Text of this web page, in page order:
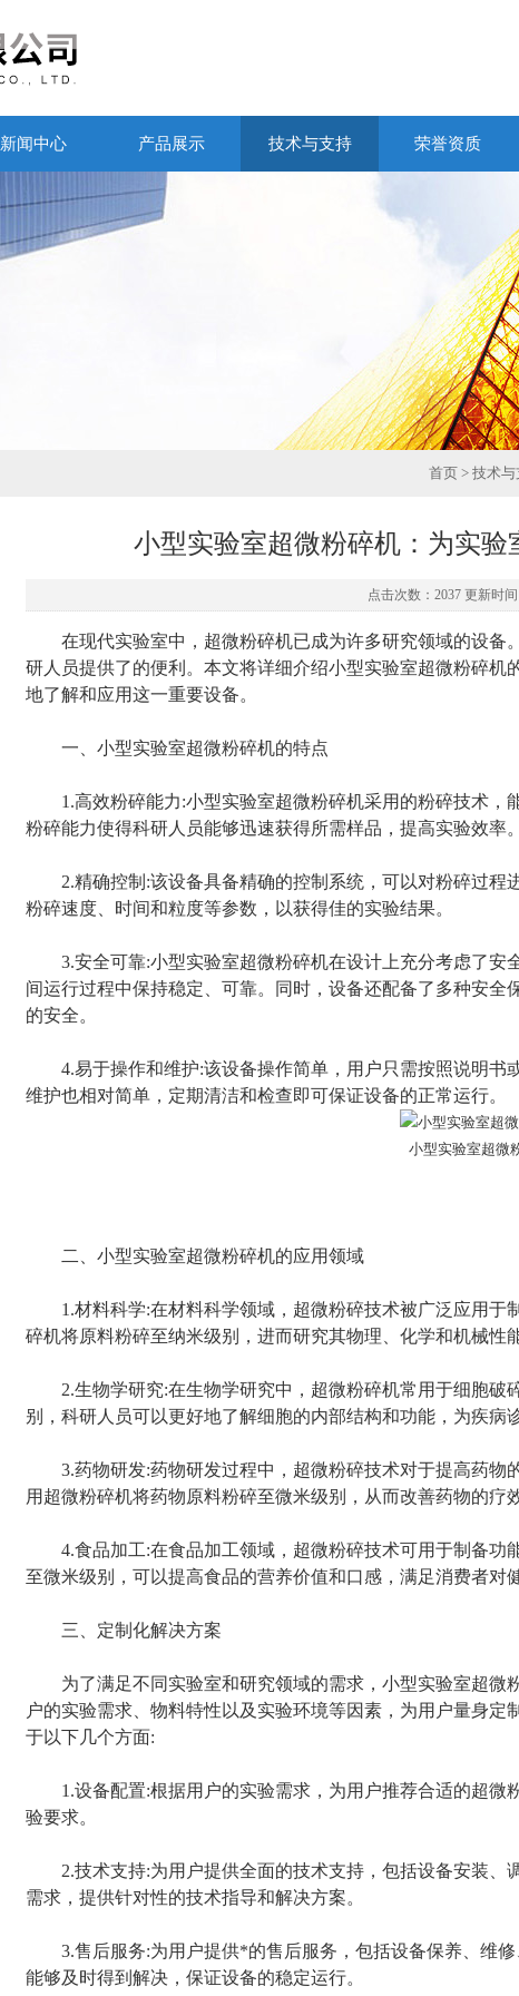
新闻中心 产品展示 技术与支持 荣誉资质
首页 > 技术与
小型实验室超微粉碎机：为实
点击次数：2037 更新时
在现代实验室中，超微粉碎机已成为许多研究领域的设备
研人员提供了的便利。本文将详细介绍小型实验室超微粉碎
地了解和应用这一重要设备。
一、小型实验室超微粉碎机的特点
1.高效粉碎能力:小型实验室超微粉碎机采用的粉碎技术，
粉碎能力使得科研人员能够迅速获得所需样品，提高实验效率。
2.精确控制:该设备具备精确的控制系统，可以对粉碎过程
粉碎速度、时间和粒度等参数，以获得佳的实验结果。
3.安全可靠:小型实验室超微粉碎机在设计上充分考虑了安
间运行过程中保持稳定、可靠。同时，设备还配备了多种安
的安全。
4.易于操作和维护:该设备操作简单，用户只需按照说明书
维护也相对简单，定期清洁和检查即可保证设备的正常运行。
小型实验室超微
二、小型实验室超微粉碎机的应用领域
1.材料科学:在材料科学领域，超微粉碎技术被广泛应用于
碎机将原料粉碎至纳米级别，进而研究其物理、化学和机械性
2.生物学研究:在生物学研究中，超微粉碎机常用于细胞破
别，科研人员可以更好地了解细胞的内部结构和功能，为疾病
3.药物研发:药物研发过程中，超微粉碎技术对于提高药物
用超微粉碎机将药物原料粉碎至微米级别，从而改善药物的疗
4.食品加工:在食品加工领域，超微粉碎技术可用于制备功
至微米级别，可以提高食品的营养价值和口感，满足消费者对
三、定制化解决方案
为了满足不同实验室和研究领域的需求，小型实验室超微
户的实验需求、物料特性以及实验环境等因素，为用户量身
于以下几个方面:
1.设备配置:根据用户的实验需求，为用户推荐合适的超微
验要求。
2.技术支持:为用户提供全面的技术支持，包括设备安装、
需求，提供针对性的技术指导和解决方案。
3.售后服务:为用户提供*的售后服务，包括设备保养、维修
能够及时得到解决，保证设备的稳定运行。